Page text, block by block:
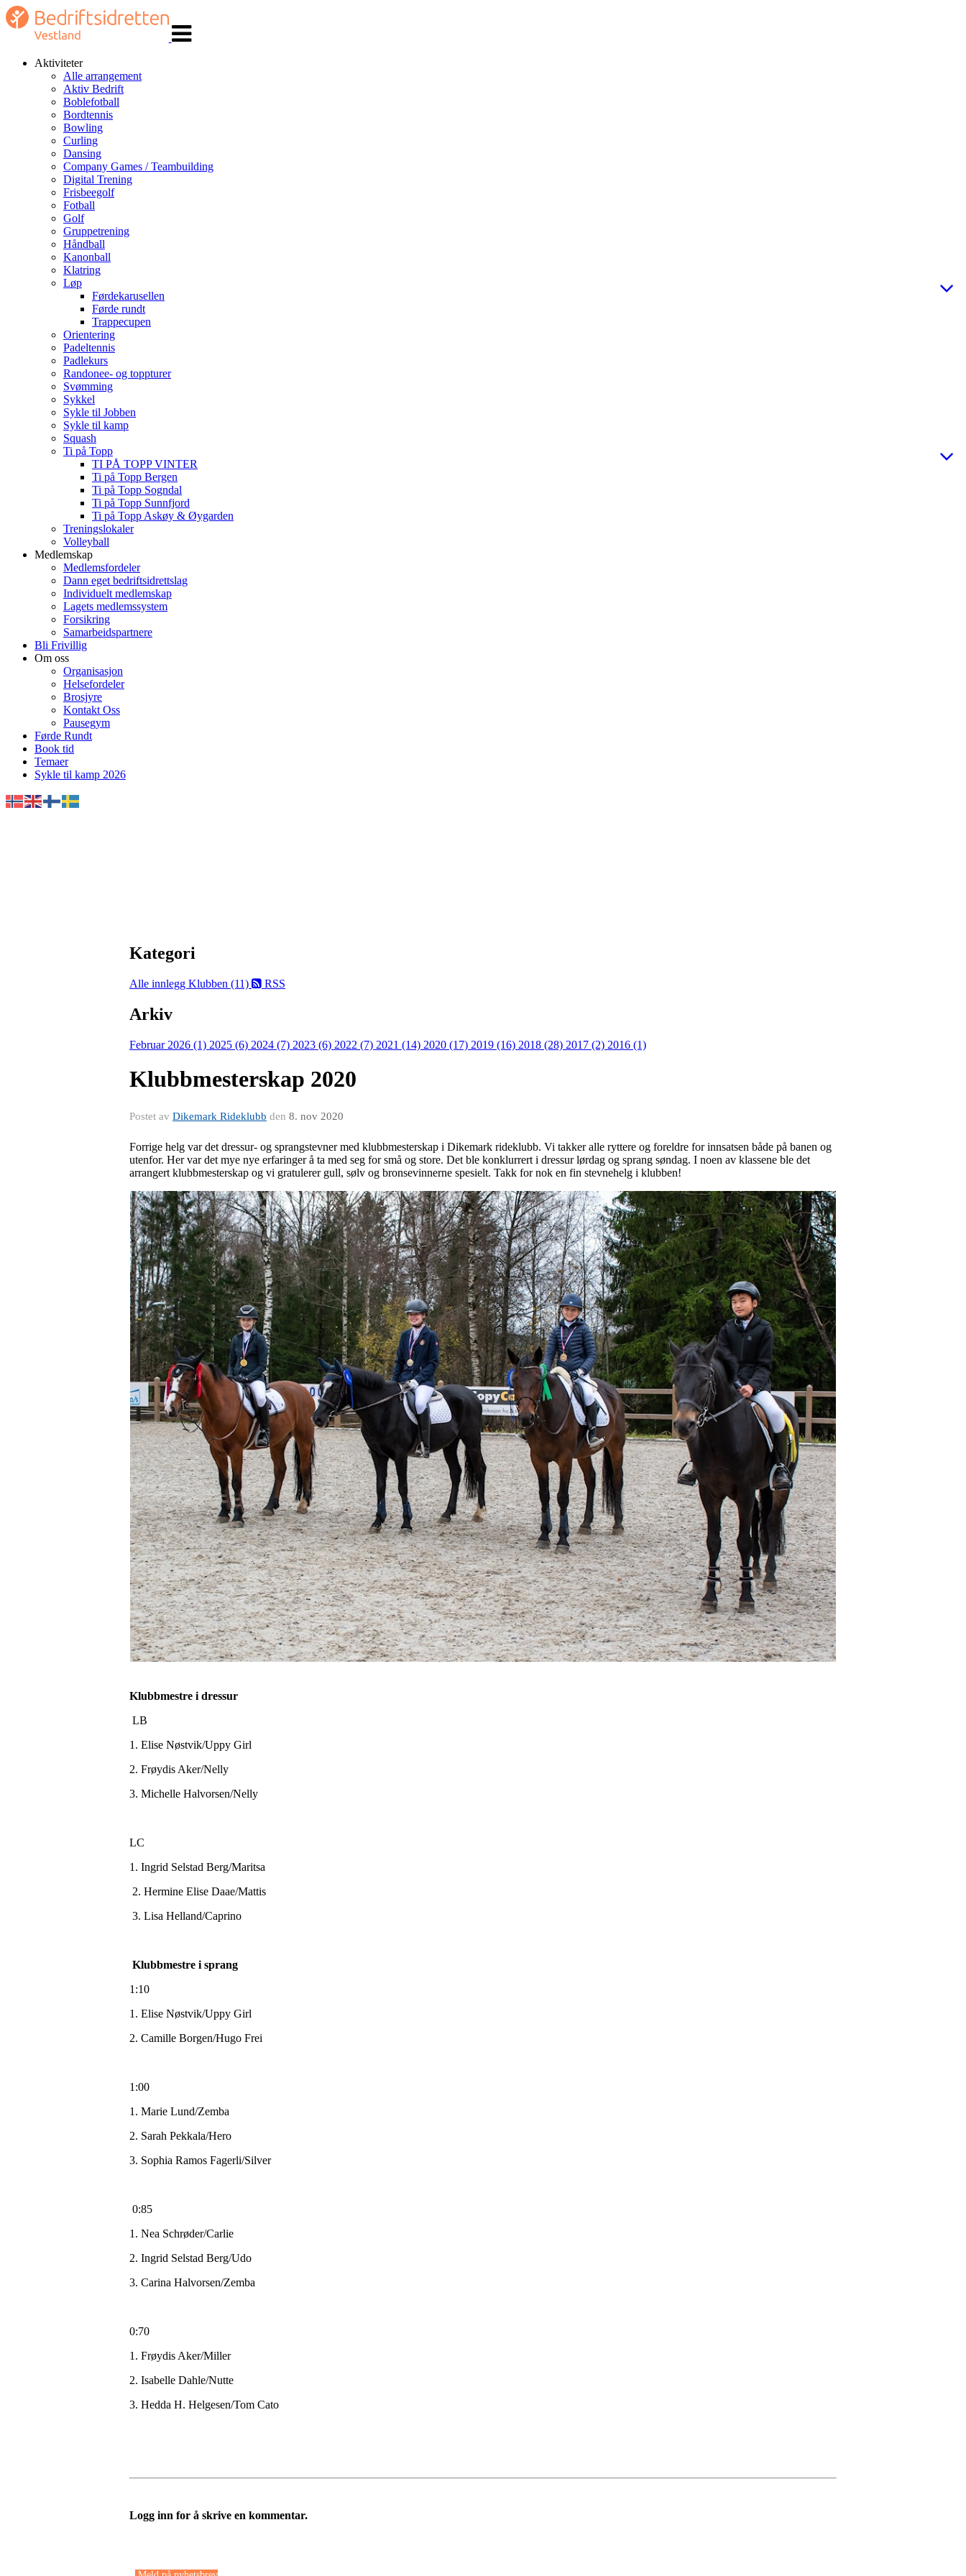
navigasjon
Aktiviteter
Alle arrangement
Aktiv Bedrift
Boblefotball
Bordtennis
Bowling
Curling
Dansing
Company Games / Teambuilding
Digital Trening
Frisbeegolf
Fotball
Golf
Gruppetrening
Håndball
Kanonball
Klatring
Løp
Førdekarusellen
Førde rundt
Trappecupen
Orientering
Padeltennis
Padlekurs
Randonee- og toppturer
Svømming
Sykkel
Sykle til Jobben
Sykle til kamp
Squash
Ti på Topp
TI PÅ TOPP VINTER
Ti på Topp Bergen
Ti på Topp Sogndal
Ti på Topp Sunnfjord
Ti på Topp Askøy & Øygarden
Treningslokaler
Volleyball
Medlemskap
Medlemsfordeler
Dann eget bedriftsidrettslag
Individuelt medlemskap
Lagets medlemssystem
Forsikring
Samarbeidspartnere
Bli Frivillig
Om oss
Organisasjon
Helsefordeler
Brosjyre
Kontakt Oss
Pausegym
Førde Rundt
Book tid
Temaer
Sykle til kamp 2026
Kategori
Alle innlegg Klubben (11) RSS
Arkiv
Februar 2026 (1) 2025 (6) 2024 (7) 2023 (6) 2022 (7) 2021 (14) 2020 (17) 2019 (16) 2018 (28) 2017 (2) 2016 (1)
Klubbmesterskap 2020
Postet av Dikemark Rideklubb den 8. nov 2020
Forrige helg var det dressur- og sprangstevner med klubbmesterskap i Dikemark rideklubb. Vi takker alle ryttere og foreldre for innsatsen både på banen og
utenfor. Her var det mye nye erfaringer å ta med seg for små og store. Det ble konklurrert i dressur lørdag og sprang søndag. I noen av klassene ble det
arrangert klubbmesterskap og vi gratulerer gull, sølv og bronsevinnerne spesielt. Takk for nok en fin stevnehelg i klubben!
Klubbmestre i dressur
LB
1. Elise Nøstvik/Uppy Girl
2. Frøydis Aker/Nelly
3. Michelle Halvorsen/Nelly
LC
1. Ingrid Selstad Berg/Maritsa
2. Hermine Elise Daae/Mattis
3. Lisa Helland/Caprino
Klubbmestre i sprang
1:10
1. Elise Nøstvik/Uppy Girl
2. Camille Borgen/Hugo Frei
1:00
1. Marie Lund/Zemba
2. Sarah Pekkala/Hero
3. Sophia Ramos Fagerli/Silver
0:85
1. Nea Schrøder/Carlie
2. Ingrid Selstad Berg/Udo
3. Carina Halvorsen/Zemba
0:70
1. Frøydis Aker/Miller
2. Isabelle Dahle/Nutte
3. Hedda H. Helgesen/Tom Cato
Logg inn for å skrive en kommentar.